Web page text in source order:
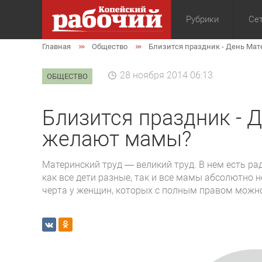
Рубрики
Общество
Главная Общество Близится праздник - День
ОБЩЕСТВО 28 ноября 2014 06:13
Близится праздник -
желают мамы?
Материнский труд — великий труд. В нем есть
как все дети разные, так и все мамы абсолютно
черта у женщин, которых с полным правом